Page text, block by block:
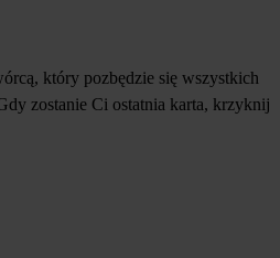
który pozbędzie się wszystkich
zostanie Ci ostatnia karta, krzyknij